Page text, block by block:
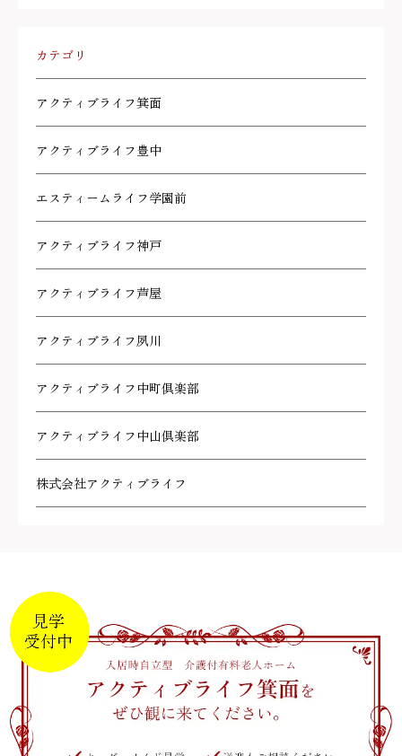
カテゴリ
アクティブライフ箕面
アクティブライフ豊中
エスティームライフ学園前
アクティブライフ神戸
アクティブライフ芦屋
アクティブライフ夙川
アクティブライフ中町倶楽部
アクティブライフ中山倶楽部
株式会社アクティブライフ